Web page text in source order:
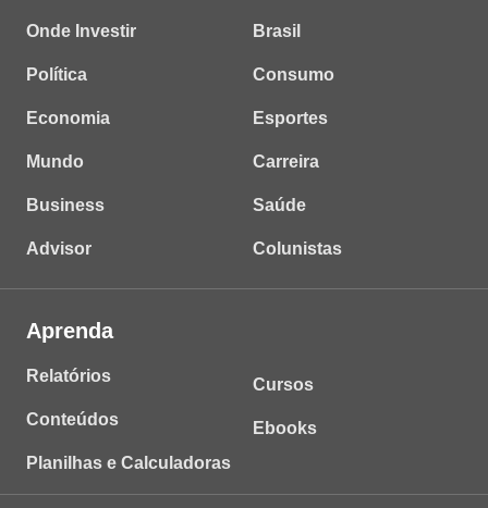
Onde Investir
Política
Economia
Mundo
Business
Advisor
Brasil
Consumo
Esportes
Carreira
Saúde
Colunistas
Aprenda
Relatórios
Conteúdos
Planilhas e Calculadoras
Cursos
Ebooks